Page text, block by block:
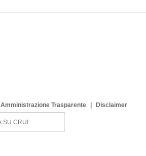
Amministrazione Trasparente Disclaimer